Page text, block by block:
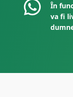
În
va fi